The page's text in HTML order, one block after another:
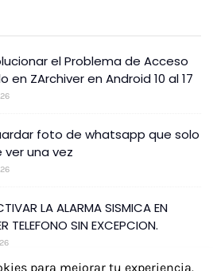
para mejorar tu experiencia.
el Problema de Acceso
en ZArchiver en Android 10 al 17
foto de whatsapp que solo
ver una vez
LA ALARMA SISMICA EN
TELEFONO SIN EXCEPCION.